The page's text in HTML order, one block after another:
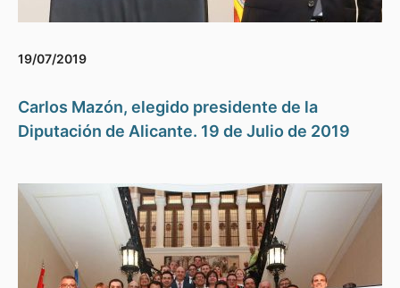
19/07/2019
Carlos Mazón, elegido presidente de la
Diputación de Alicante. 19 de Julio de 2019